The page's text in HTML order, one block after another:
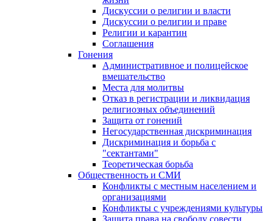
Дискуссии о религии и власти
Дискуссии о религии и праве
Религии и карантин
Соглашения
Гонения
Административное и полицейское
вмешательство
Места для молитвы
Отказ в регистрации и ликвидация
религиозных объединений
Защита от гонений
Негосударственная дискриминация
Дискриминация и борьба с
"сектантами"
Теоретическая борьба
Общественность и СМИ
Конфликты с местным населением и
организациями
Конфликты с учреждениями культуры